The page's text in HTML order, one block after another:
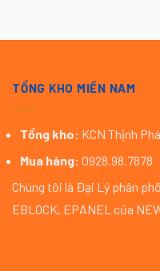
TỔNG KHO MIỀN NAM
Tổng kho: KCN Thịnh
Mua hàng: 0928.98.7878
Chúng tôi là Đại Lý phân
EBLOCK, EPANEL của